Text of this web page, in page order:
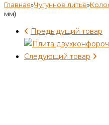
Главная»Чугунное литьё»
мм)
Предыдущий товар
Следующий товар